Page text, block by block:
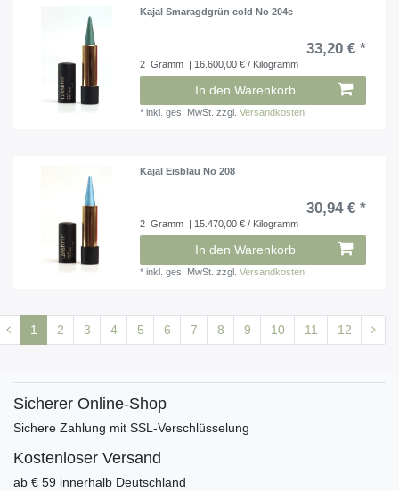
Kajal Smaragdgrün cold No 204c
33,20 € *
2 Gramm | 16.600,00 € / Kilogramm
In den Warenkorb
*inkl. ges. MwSt. zzgl.Versandkosten
Kajal Eisblau No 208
30,94 € *
2 Gramm | 15.470,00 € / Kilogramm
In den Warenkorb
*inkl. ges. MwSt. zzgl.Versandkosten
1 2 3 4 5 6 7 8 9 10 11 12
Sicherer Online-Shop
Sichere Zahlung mit SSL-Verschlüsselung
Kostenloser Versand
ab € 59 innerhalb Deutschland